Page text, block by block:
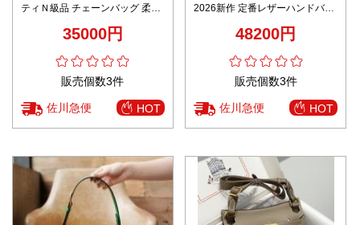
ティＮ級品 チェーンバッグ 柔ら
35000円
販売個数3件
佐川急便 HOT
2026新作 定番レザーハンドバッ
ル 安心サイト48200円
販売個数3件
佐川急便 HOT